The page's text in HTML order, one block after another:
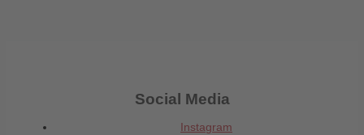
Social Media
Instagram